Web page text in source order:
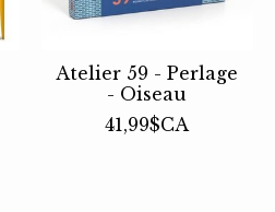
Atelier 59 - Perlage
- Oiseau
41,99$CA